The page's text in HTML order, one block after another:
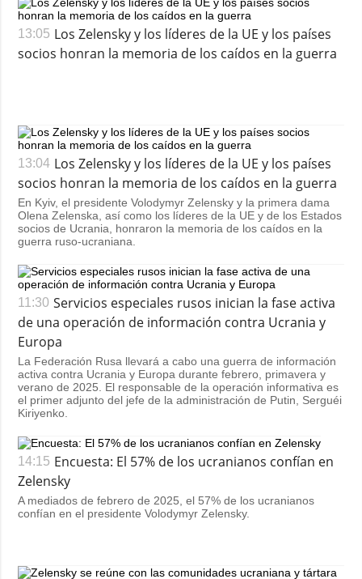
13:05 Los Zelensky y los líderes de la UE y los países
socios honran la memoria de los caídos en la guerra
13:04 Los Zelensky y los líderes de la UE y los países
socios honran la memoria de los caídos en la guerra
En Kyiv, el presidente Volodymyr Zelensky y la primera dama
Olena Zelenska, así como los líderes de la UE y de los Estados
socios de Ucrania, honraron la memoria de los caídos en la
guerra ruso-ucraniana.
11:30 Servicios especiales rusos inician la fase activa
de una operación de información contra Ucrania y
Europa
La Federación Rusa llevará a cabo una guerra de información
activa contra Ucrania y Europa durante febrero, primavera y
verano de 2025. El responsable de la operación informativa es
el primer adjunto del jefe de la administración de Putin, Serguéi
Kiriyenko.
14:15 Encuesta: El 57% de los ucranianos confían en
Zelensky
A mediados de febrero de 2025, el 57% de los ucranianos
confían en el presidente Volodymyr Zelensky.